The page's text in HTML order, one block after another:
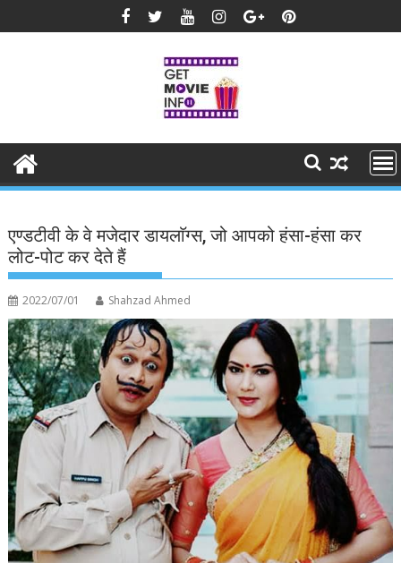
to
एण्डटीवी के वे मजेदार डायलाॅग्स, जो आपको हंसा-हंसा कर
लोट-पोट कर देते हैं
2022/07/01 Shahzad Ahmed